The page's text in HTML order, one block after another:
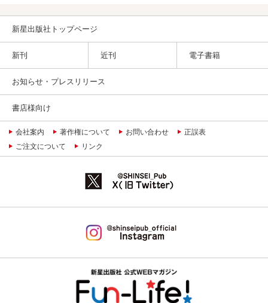
新星出版社トップページ
新刊 近刊 電子書籍
お知らせ・プレスリリース
書店様向け
会社案内 著作権について お問い合わせ
正誤表
ご注文について
リンク